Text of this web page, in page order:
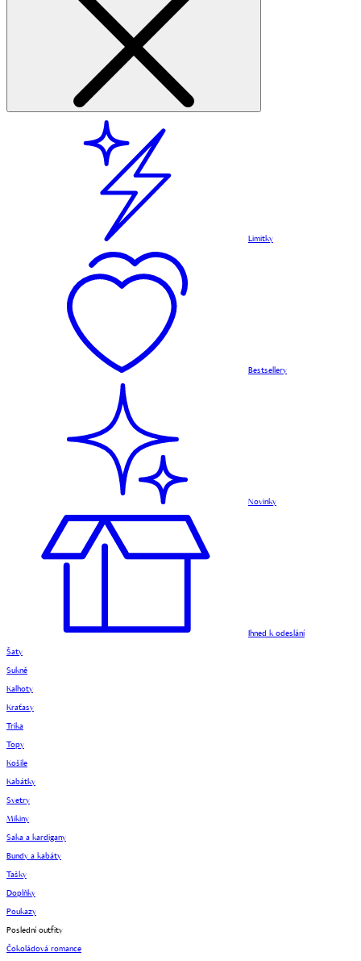
Limitky
Bestsellery
Novinky
Ihned k odeslání
Šaty
Sukně
Kalhoty
Kraťasy
Trika
Topy
Košile
Kabátky
Svetry
Mikiny
Saka a kardigany
Bundy a kabáty
Tašky
Doplňky
Poukazy
Poslední outfity
Čokoládová romance